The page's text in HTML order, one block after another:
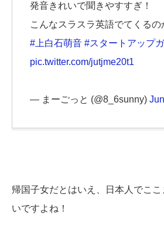
発音きれいで聞きやすすぎ！
こんなスラスラ英語でてくる
#上白石萌音 #スタートアップ
pic.twitter.com/jutjme20t1
— まーごっと (@8_6sunny)
帰国子女だとはいえ、日本人でこ
いですよね！